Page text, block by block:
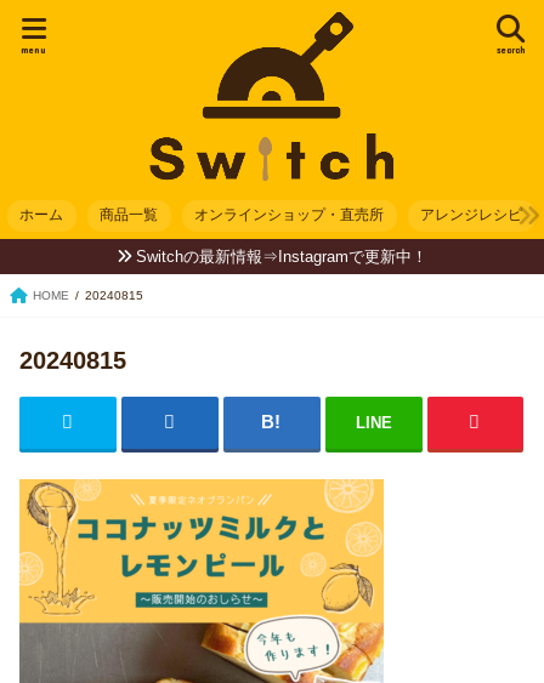
search
menu
ホーム 商品一覧 オンラインショップ・直売所 アレンジレシピ
Switchの最新情報⇒Instagramで更新中！
HOME 20240815
20240815
LINE